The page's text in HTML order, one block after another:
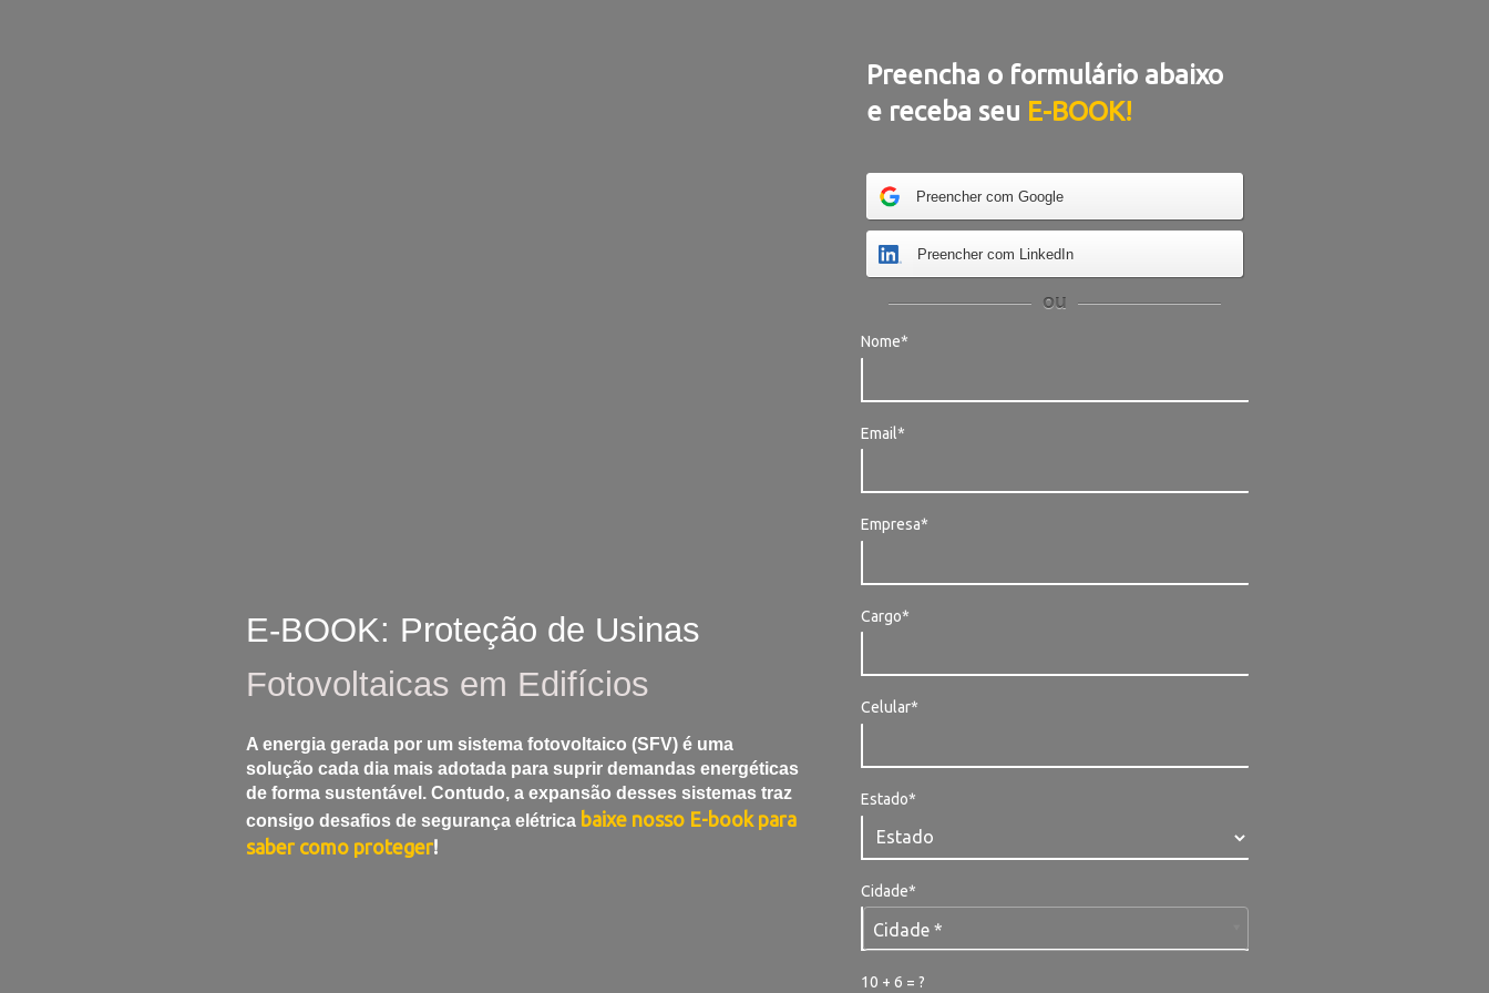
E-BOOK: Proteção de Usinas
Fotovoltaicas em Edifícios
A energia gerada por um sistema fotovoltaico (SFV) é uma
solução cada dia mais adotada para suprir demandas energéticas
de forma sustentável. Contudo, a expansão desses sistemas traz
consigo desafios de segurança elétrica baixe nosso E-book para
saber como proteger!
Preencha o formulário abaixo
e receba seu E-BOOK!
Preencher com Google
Preencher com LinkedIn
ou
Nome*
Email*
Empresa*
Cargo*
Celular*
Estado*
Cidade*
Cidade *
Cidade*
10 + 6 = ?